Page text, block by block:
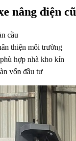
nâng điện cũ
cầu
thiện môi trường
hợp nhà kho kín
vốn đầu tư